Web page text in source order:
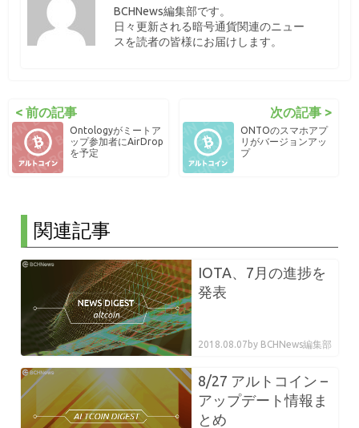
BCHNews編集部です。
日々更新される暗号通貨関連のニュー
スを読者の皆様にお届けします。
< 前の記事
Ontologyがミートア
ップ参加者にAirDrop
を予定
次の記事 >
ONTOのスマホアプ
リがバージョンアッ
プ
関連記事
IOTA、7月の進捗を
発表
2018.08.07 by BCHNews編集部
8/27 アルトコイン –
アップデート情報ま
とめ